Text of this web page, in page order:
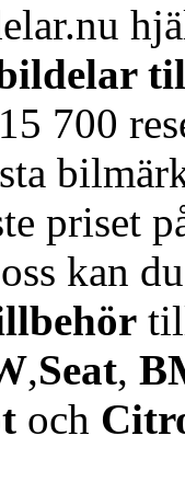
700
priset
kan
,Seat,
och